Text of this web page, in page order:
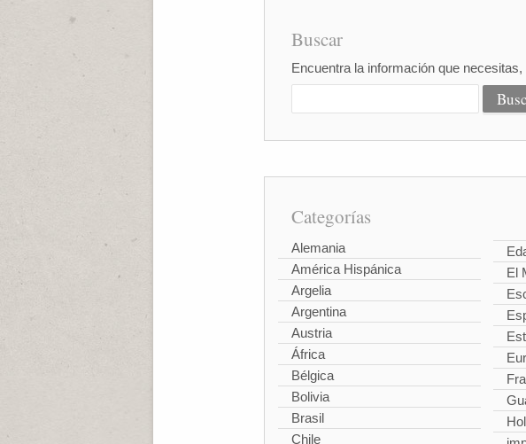
Buscar
Encuentra la información que
Categorías
Alemania
América Hispánica
Argelia
Argentina
Austria
África
Bélgica
Bolivia
Brasil
Chile
El